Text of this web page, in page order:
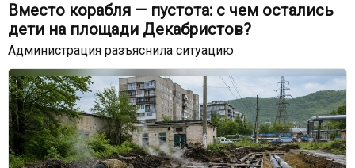
Вместо корабля — пустота: с чем остались
дети на площади Декабристов?
Администрация разъяснила ситуацию